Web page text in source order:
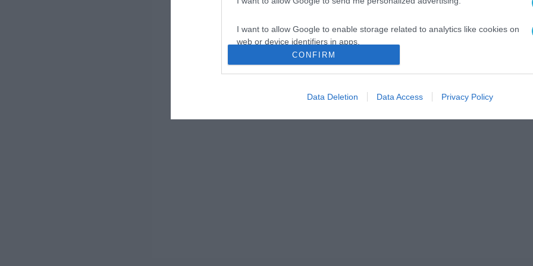
I want to allow Google to enable storage related to analytics like cookies on
web or device identifiers in apps.
I want to allow Google to enable storage related to functionality of the website
I want to allow Google to enable storage related to personalization.
CONFIRM
Data Deletion Data Access Privacy Policy